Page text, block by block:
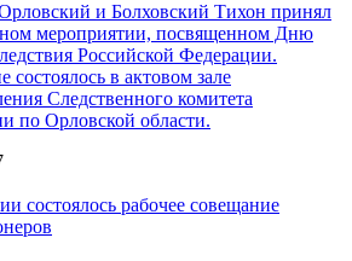
и Болховский Тихон принял
мероприятии, посвященном Дню
Российской Федерации.
состоялось в актовом зале
Следственного комитета
по Орловской области.